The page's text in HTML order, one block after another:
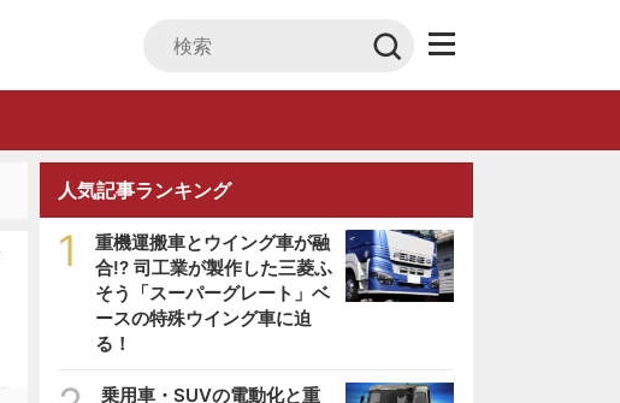
人気記事ランキング
1
重機運搬車とウイング車が融
合!? 司工業が製作した三菱ふ
そう「スーパーグレート」ベ
ースの特殊ウイング車に迫
る！
乗用車・SUVの電動化と重